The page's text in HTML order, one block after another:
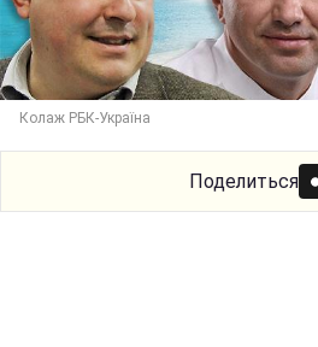
Колаж РБК-Україна
Поделиться